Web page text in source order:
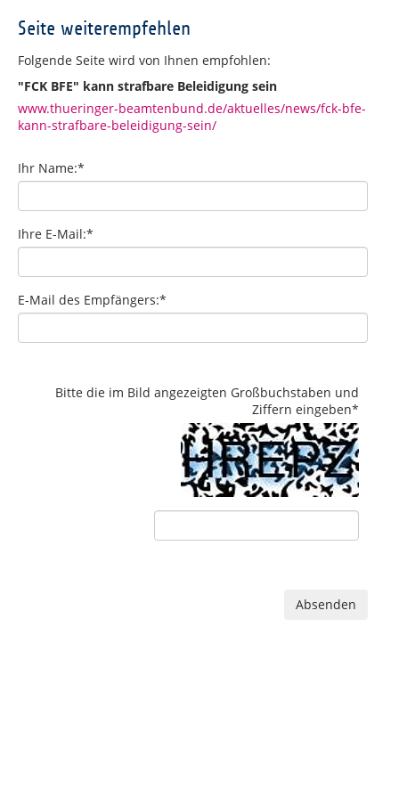
Seite weiterempfehlen
Folgende Seite wird von Ihnen empfohlen:
"FCK BFE" kann strafbare Beleidigung sein
www.thueringer-beamtenbund.de/aktuelles/news/fck-bfe-
kann-strafbare-beleidigung-sein/
Ihr Name:*
Ihre E-Mail:*
E-Mail des Empfängers:*
Bitte die im Bild angezeigten Großbuchstaben und
Ziffern eingeben*
Absenden